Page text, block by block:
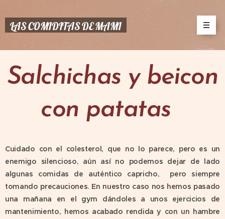
LAS COMIDITAS DE MAMI
Salchichas y beicon
con patatas
Cuidado con el colesterol, que no lo parece, pero es un
enemigo silencioso, aún así no podemos dejar de lado
algunas comidas de auténtico capricho, pero siempre
tomando precauciones. En nuestro caso nos hemos pasado
una mañana en el gym dándoles a unos ejercicios de
mantenimiento, hemos acabado rendida y con un hambre